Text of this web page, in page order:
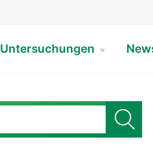
Untersuchungen